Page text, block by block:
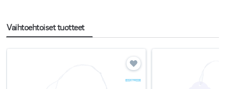
Vaihtoehtoiset tuotteet